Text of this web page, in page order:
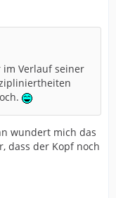
Verlauf seiner
wundert mich das
dass der Kopf noch